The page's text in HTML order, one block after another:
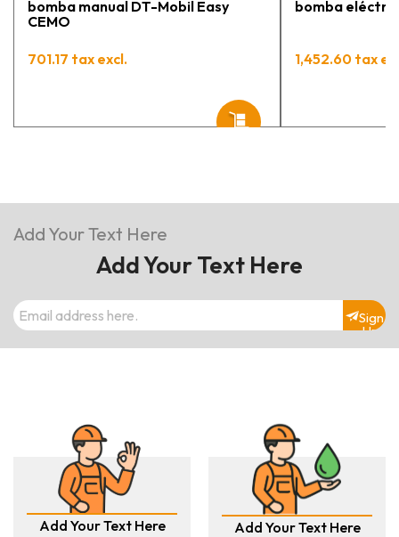
bomba manual DT-Mobil Easy
CEMO
701.17 tax excl.
bomba
1,452.60 tax
Add Your Text Here
Add Your Text Here
Sign
Up
Add Your Text Here Add Your Text Here